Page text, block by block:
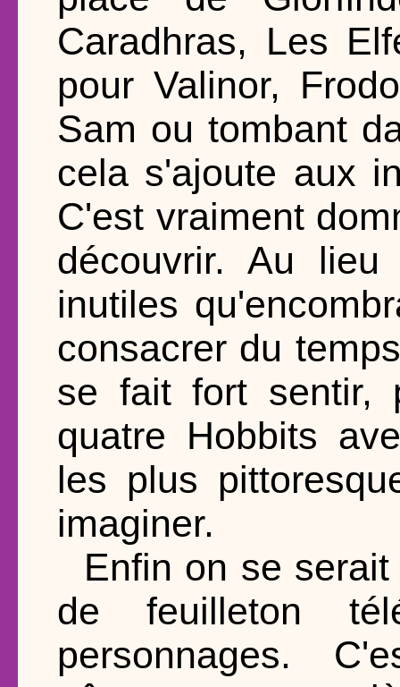
Caradhras, Les
pour Valinor,
Sam ou tombant
cela s'ajoute aux
C'est vraiment
découvrir. Au
inutiles
consacrer du
se fait fort sentir,
quatre Hobbits
les plus
imaginer.
Enfin on se
de feuilleton
personnages.